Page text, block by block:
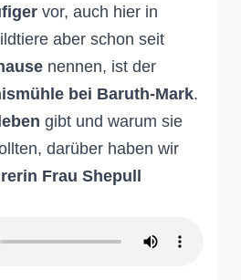
vor, auch hier in
aber schon seit
nennen, ist der
bei Baruth-Mark.
gibt und warum sie
darüber haben wir
Frau Shepull